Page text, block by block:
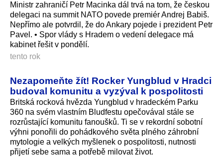
Ministr zahraničí Petr Macinka dál trvá na tom, že českou
delegaci na summit NATO povede premiér Andrej Babiš.
Nepřímo ale potvrdil, že do Ankary pojede i prezident Petr
Pavel. • Spor vlády s Hradem o vedení delegace má
kabinet řešit v pondělí.
tento rok
Nezapomeňte žít! Rocker Yungblud v Hradci
budoval komunitu a vyzýval k pospolitosti
Britská rocková hvězda Yungblud v hradeckém Parku
360 na svém vlastním Bludfestu opečovával stále se
rozrůstající komunitu fanoušků. Ti se v rekordní sobotní
výhni ponořili do pohádkového světa plného záhrobní
mytologie a velkých myšlenek o pospolitosti, nutnosti
přijetí sebe sama a potřebě milovat život.